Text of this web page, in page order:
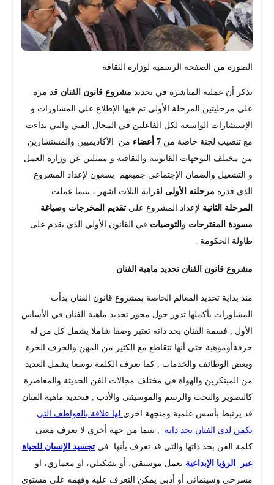
الصورة من الصفحة الرسمية لوزارة الثقافة
يذكر أن عملية المباشرة في تحديد مشروع قانون الفنان قد مرة
على مرحليتين المرحلة الأولى تم فيها الإطلاع على المشاورات و
الإستشارات الواسعة لكل الفاعلين في المجال الفني والتي بداءت
مع تنصيب لجنة خاصة من 7 أعضاء
من الأكاديميين والمستشارين
من مختلف التوجهات القانونية والثقافية و ممثلين عن وزارة العمل
و التشغيل والضمان الإجتماعي جميعهم يسعون لإعداد المشروع
الذي قدرة مرحلته الأولى لقرابة الثلاث اشهر ، بينما عملت
المرحلة الثانية لإعداد المشروع على تقديم المخرجات وصياغة
مسودة المقترحات و التوصيات في القانون الأولي الذي يقدم على
طاولة الحكومة .
مشروع قانون الفنان تحديد ماهية الفنان
منذ بداية تحديد المعالم الخاصة بمشروع قانون الفنان بدأت
المشاورات بأكملها تدور حول محور تحديد ماهية الفنان في الأساس
الأول , فسمة الفنان بحد ذاته تعتبر وصفا شاملا يشمل كل من له
حرفةأوموهبة حتى أنها تتقاطع مع الكثير من المهن والحرف الحرة
وبعض الوظائف والخدمات , كما تعرف الكلمة توسعا يشمل العديد
من المبتكرين والهواة في مختلف مجالات الفن الحديثة والمعاصرة
كالتصوير والنحت والرسم والموسيقى والأدب , فتحديد ماهية الفنان
قد يرتبط بأسس علمية ومنجهة اخرى لها علاقة بالعواطف التي
تكمن لدى الفنان بحد ذاته
, بينما من جهة أخرى لا يعرف معنى
كلمة الفن بحد ذاتها والتي قد تعرف بأنها في تجسيد الإنسان للحياة
عبر الرؤيا الإبداعية بعمل موسيقي، أو تشكيلي، او معماري، او
مسرحي وسينمائي أو أدبي يمكن التعرف عليه وفهمه على مستوى